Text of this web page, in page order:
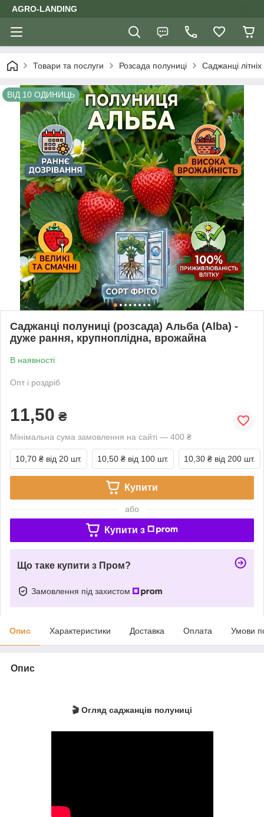
AGRO-LANDING
Товари та послуги Розсада полуниці Саджанці
ВІД 10 ОДИНИЦЬ
Саджанці полуниці (розсада) Альба (Alba) -
дуже рання, крупноплідна, врожайна
В наявності
Опт і роздріб
11,50 ₴
Мінімальна сума замовлення на сайті — 400 ₴
10,70 ₴ від 20 шт. 10,50 ₴ від 100 шт. 10,30 ₴ від 200 шт.
Купити
або
Купити з
Що таке купити з Пром?
Замовлення під захистом
Опис Характеристики Доставка Оплата Умови
Опис
🎬 Огляд саджанців полуниці